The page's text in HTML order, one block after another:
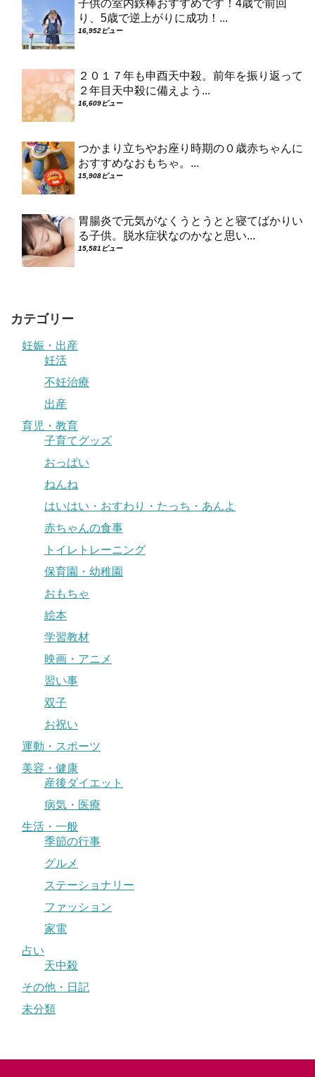
子供の室内鉄棒おすすめです！4歳で前回
り、5歳で逆上がりに成功！...
16,952ビュー
２０１７年も申酉天中殺。前年を振り返って
２年目天中殺に備えよう...
16,609ビュー
つかまり立ちやお座り時期の０歳赤ちゃんに
おすすめなおもちゃ。...
15,908ビュー
胃腸炎で元気がなくうとうとと寝てばかりい
る子供。脱水症状なのかなと思い...
15,581ビュー
カテゴリー
妊娠・出産
妊活
不妊治療
出産
育児・教育
子育てグッズ
おっぱい
ねんね
はいはい・おすわり・たっち・あんよ
赤ちゃんの食事
トイレトレーニング
保育園・幼稚園
おもちゃ
絵本
学習教材
映画・アニメ
習い事
双子
お祝い
運動・スポーツ
美容・健康
産後ダイエット
病気・医療
生活・一般
季節の行事
グルメ
ステーショナリー
ファッション
家電
占い
天中殺
その他・日記
未分類